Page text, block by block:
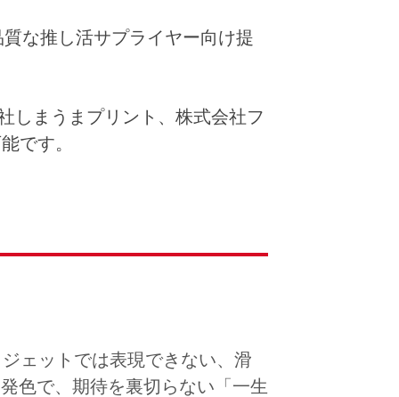
な推し活サプライヤー向け提
しまうまプリント、株式会社フ
です。
ェットでは表現できない、滑
色で、期待を裏切らない「一生